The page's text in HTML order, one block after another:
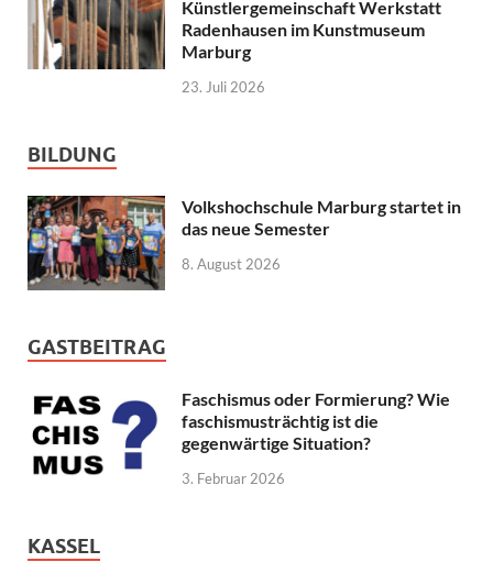
Künstlergemeinschaft Werkstatt
Radenhausen im Kunstmuseum
Marburg
23. Juli 2026
BILDUNG
Volkshochschule Marburg startet in
das neue Semester
8. August 2026
GASTBEITRAG
Faschismus oder Formierung? Wie
faschismusträchtig ist die
gegenwärtige Situation?
3. Februar 2026
KASSEL